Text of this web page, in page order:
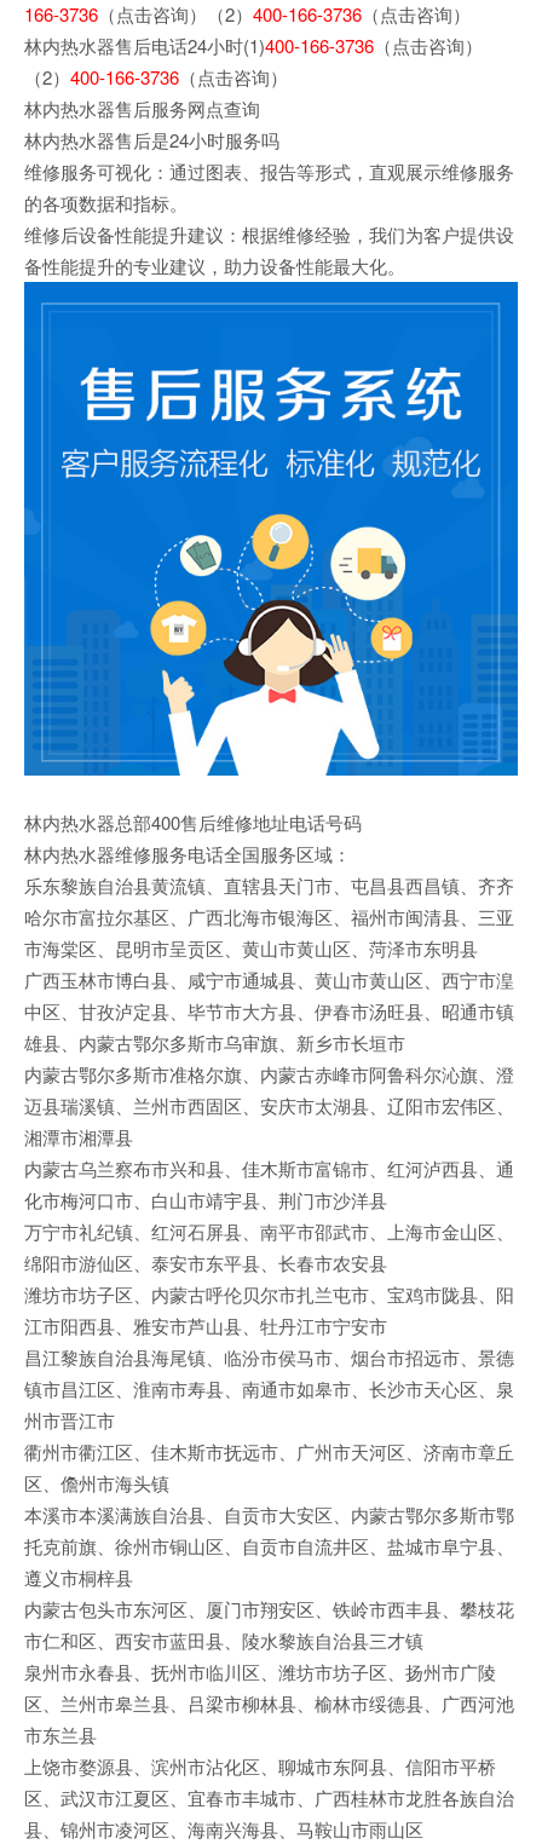
166-3736 （点击咨询）（2） 400-166-3736 （点击咨询）
林内热水器售后电话24小时(1)400-166-3736 （点击咨询）
（2） 400-166-3736 （点击咨询）
林内热水器售后服务网点查询
林内热水器售后是24小时服务吗
维修服务可视化：通过图表、报告等形式，直观展示维修服务
的各项数据和指标。
维修后设备性能提升建议：根据维修经验，我们为客户提供设
备性能提升的专业建议，助力设备性能最大化。
林内热水器总部400售后维修地址电话号码
林内热水器维修服务电话全国服务区域：
乐东黎族自治县黄流镇、直辖县天门市、屯昌县西昌镇、齐齐
哈尔市富拉尔基区、广西北海市银海区、福州市闽清县、三亚
市海棠区、昆明市呈贡区、黄山市黄山区、菏泽市东明县
广西玉林市博白县、咸宁市通城县、黄山市黄山区、西宁市湟
中区、甘孜泸定县、毕节市大方县、伊春市汤旺县、昭通市镇
雄县、内蒙古鄂尔多斯市乌审旗、新乡市长垣市
内蒙古鄂尔多斯市准格尔旗、内蒙古赤峰市阿鲁科尔沁旗、澄
迈县瑞溪镇、兰州市西固区、安庆市太湖县、辽阳市宏伟区、
湘潭市湘潭县
内蒙古乌兰察布市兴和县、佳木斯市富锦市、红河泸西县、通
化市梅河口市、白山市靖宇县、荆门市沙洋县
万宁市礼纪镇、红河石屏县、南平市邵武市、上海市金山区、
绵阳市游仙区、泰安市东平县、长春市农安县
潍坊市坊子区、内蒙古呼伦贝尔市扎兰屯市、宝鸡市陇县、阳
江市阳西县、雅安市芦山县、牡丹江市宁安市
昌江黎族自治县海尾镇、临汾市侯马市、烟台市招远市、景德
镇市昌江区、淮南市寿县、南通市如皋市、长沙市天心区、泉
州市晋江市
衢州市衢江区、佳木斯市抚远市、广州市天河区、济南市章丘
区、儋州市海头镇
本溪市本溪满族自治县、自贡市大安区、内蒙古鄂尔多斯市鄂
托克前旗、徐州市铜山区、自贡市自流井区、盐城市阜宁县、
遵义市桐梓县
内蒙古包头市东河区、厦门市翔安区、铁岭市西丰县、攀枝花
市仁和区、西安市蓝田县、陵水黎族自治县三才镇
泉州市永春县、抚州市临川区、潍坊市坊子区、扬州市广陵
区、兰州市皋兰县、吕梁市柳林县、榆林市绥德县、广西河池
市东兰县
上饶市婺源县、滨州市沾化区、聊城市东阿县、信阳市平桥
区、武汉市江夏区、宜春市丰城市、广西桂林市龙胜各族自治
县、锦州市凌河区、海南兴海县、马鞍山市雨山区